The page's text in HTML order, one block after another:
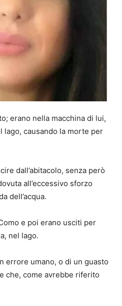
erano nella macchina di lui,
lago, causando la morte per
dall’abitacolo, senza però
all’eccessivo sforzo
dell’acqua.
e poi erano usciti per
nel lago.
errore umano, o di un guasto
che, come avrebbe riferito